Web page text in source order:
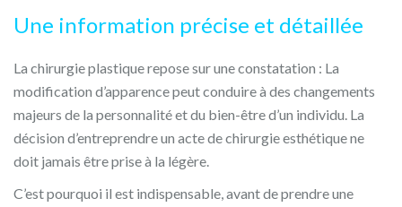
Une information précise et détaillée
La chirurgie plastique repose sur une constatation : La
modification d’apparence peut conduire à des changements
majeurs de la personnalité et du bien-être d’un individu. La
décision d’entreprendre un acte de chirurgie esthétique ne
doit jamais être prise à la légère.
C’est pourquoi il est indispensable, avant de prendre une